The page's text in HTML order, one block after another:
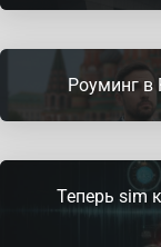
Роуминг в
Теперь sim